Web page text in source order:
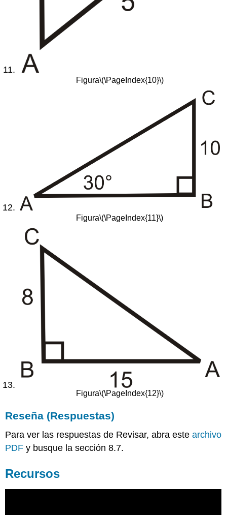
Figura\(\PageIndex{10}\)
Figura\(\PageIndex{11}\)
Figura\(\PageIndex{12}\)
Reseña (Respuestas)
Para ver las respuestas de Revisar, abra estearchivo
PDF y busque la sección 8.7.
Recursos